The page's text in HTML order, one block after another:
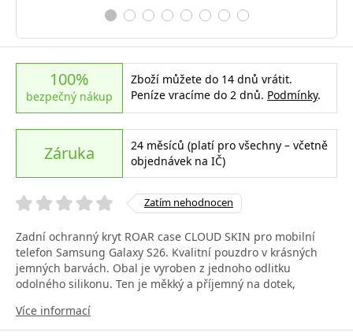
100%
bezpečný nákup
Zboží můžete do 14 dnů vrátit.
Peníze vracíme do 2 dnů. Podmínky.
Záruka
24 měsíců (platí pro všechny – včetně
objednávek na IČ)
Zatím nehodnocen
Zadní ochranný kryt ROAR case CLOUD SKIN pro mobilní
telefon Samsung Galaxy S26. Kvalitní pouzdro v krásných
jemných barvách. Obal je vyroben z jednoho odlitku
odolného silikonu. Ten je měkký a příjemný na dotek,
Více informací